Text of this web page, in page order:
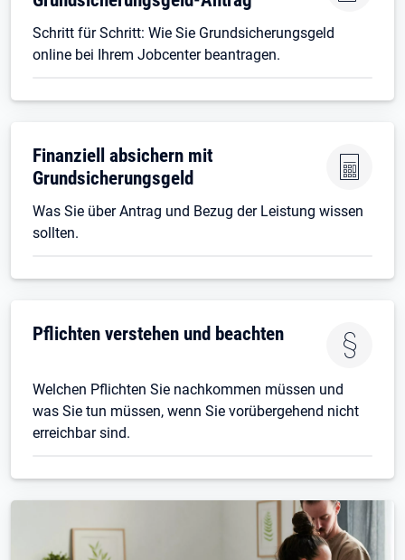
Schritt für Schritt: Wie Sie Grundsicherungsgeld
online bei Ihrem Jobcenter beantragen.
Finanziell absichern mit
Grundsicherungsgeld
Was Sie über Antrag und Bezug der Leistung wissen
sollten.
Pflichten verstehen und beachten
Welchen Pflichten Sie nachkommen müssen und
was Sie tun müssen, wenn Sie vorübergehend nicht
erreichbar sind.